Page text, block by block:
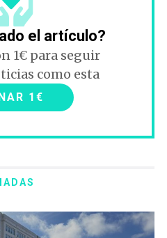
el artículo?
1€ para seguir
como esta
1€